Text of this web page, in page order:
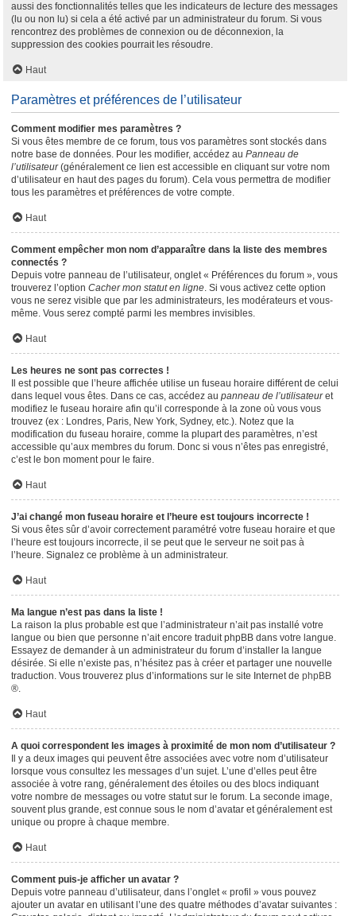
aussi des fonctionnalités telles que les indicateurs de lecture des messages
(lu ou non lu) si cela a été activé par un administrateur du forum. Si vous
rencontrez des problèmes de connexion ou de déconnexion, la
suppression des cookies pourrait les résoudre.
Haut
Paramètres et préférences de l’utilisateur
Comment modifier mes paramètres ?
Si vous êtes membre de ce forum, tous vos paramètres sont stockés dans
notre base de données. Pour les modifier, accédez au Panneau de
l’utilisateur(généralement ce lien est accessible en cliquant sur votre nom
d’utilisateur en haut des pages du forum). Cela vous permettra de modifier
tous les paramètres et préférences de votre compte.
Haut
Comment empêcher mon nom d’apparaître dans la liste des membres
connectés ?
Depuis votre panneau de l’utilisateur, onglet « Préférences du forum », vous
trouverez l’option Cacher mon statut en ligne. Si vous activez cette option
vous ne serez visible que par les administrateurs, les modérateurs et vous-
même. Vous serez compté parmi les membres invisibles.
Haut
Les heures ne sont pas correctes !
Il est possible que l’heure affichée utilise un fuseau horaire différent de celui
dans lequel vous êtes. Dans ce cas, accédez au panneau de l’utilisateuret
modifiez le fuseau horaire afin qu’il corresponde à la zone où vous vous
trouvez (ex : Londres, Paris, New York, Sydney, etc.). Notez que la
modification du fuseau horaire, comme la plupart des paramètres, n’est
accessible qu’aux membres du forum. Donc si vous n’êtes pas enregistré,
c’est le bon moment pour le faire.
Haut
J’ai changé mon fuseau horaire et l’heure est toujours incorrecte !
Si vous êtes sûr d’avoir correctement paramétré votre fuseau horaire et que
l’heure est toujours incorrecte, il se peut que le serveur ne soit pas à
l’heure. Signalez ce problème à un administrateur.
Haut
Ma langue n’est pas dans la liste !
La raison la plus probable est que l’administrateur n’ait pas installé votre
langue ou bien que personne n’ait encore traduit phpBB dans votre langue.
Essayez de demander à un administrateur du forum d’installer la langue
désirée. Si elle n’existe pas, n’hésitez pas à créer et partager une nouvelle
traduction. Vous trouverez plus d’informations sur le site Internet de phpBB
®.
Haut
A quoi correspondent les images à proximité de mon nom d’utilisateur ?
Il y a deux images qui peuvent être associées avec votre nom d’utilisateur
lorsque vous consultez les messages d’un sujet. L’une d’elles peut être
associée à votre rang, généralement des étoiles ou des blocs indiquant
votre nombre de messages ou votre statut sur le forum. La seconde image,
souvent plus grande, est connue sous le nom d’avatar et généralement est
unique ou propre à chaque membre.
Haut
Comment puis-je afficher un avatar ?
Depuis votre panneau d’utilisateur, dans l’onglet « profil » vous pouvez
ajouter un avatar en utilisant l’une des quatre méthodes d’avatar suivantes :